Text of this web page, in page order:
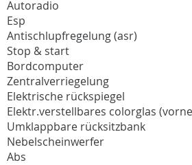
Autoradio
Esp
Antischlupfregelung (asr)
Stop & start
Bordcomputer
Zentralverriegelung
Elektrische rückspiegel
Elektr.verstellbares colorglas
Umklappbare rücksitzbank
Nebelscheinwerfer
Abs